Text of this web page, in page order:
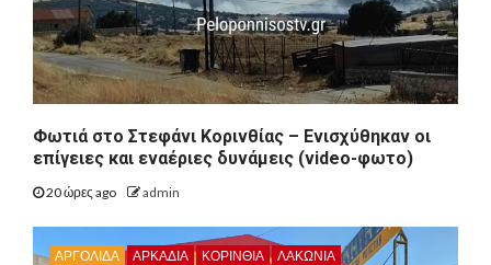
Φωτιά στο Στεφάνι Κορινθίας – Ενισχύθηκαν οι
επίγειες και εναέριες δυνάμεις (video-φωτο)
20 ώρες ago admin
ΑΡΓΟΛΙΔΑ ΑΡΚΑΔΊΑ ΚΟΡΙΝΘΊΑ
ΛΑΚΩΝΙΑ